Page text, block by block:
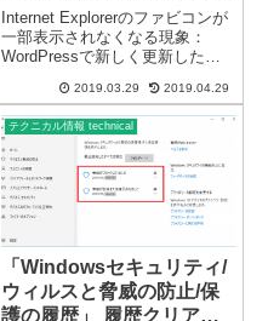
れない
Internet Explorerのファビコンが
一部表示されなくなる現象：
WordPressで新しく更新したサ
Windows10 Internet Explorerの
Favicon表示の不具合は以前から
ありました。...
2019.03.29 2019.04.29
テクニカル情報 technical
「Windowsセキュリティ/
ウィルスと脅威の防止/保
護の履歴」 履歴クリア